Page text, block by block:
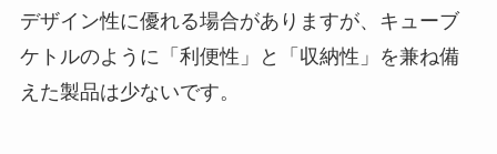
デザイン性に優れる場合がありますが、キューブ
ケトルのように「利便性」と「収納性」を兼ね備
えた製品は少ないです。